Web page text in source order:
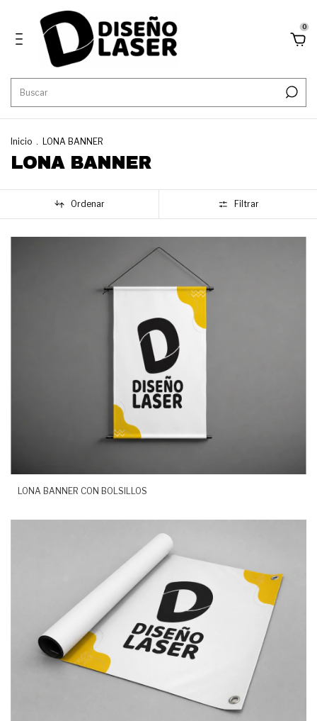
0
Inicio . LONA BANNER
LONA BANNER
Ordenar Filtrar
LONA BANNER CON BOLSILLOS